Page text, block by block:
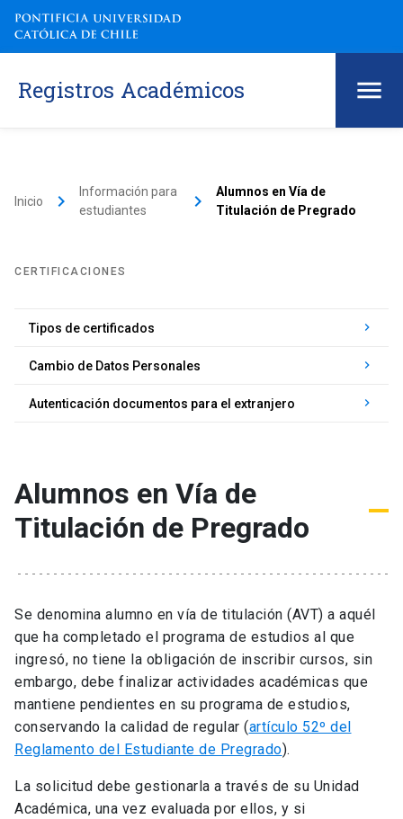
Registros Académicos
Inicio keyboard_arrow_right
Información para
estudiantes
keyboard_arrow_right
Alumnos en Vía de
Titulación de Pregrado
CERTIFICACIONES
Tipos de certificados keyboard_arrow_right
Cambio de Datos Personales keyboard_arrow_right
Autenticación documentos para el extranjero keyboard_arrow_right
Alumnos en Vía de
Titulación de Pregrado
Se denomina alumno en vía de titulación (AVT) a aquél
que ha completado el programa de estudios al que
ingresó, no tiene la obligación de inscribir cursos, sin
embargo, debe finalizar actividades académicas que
mantiene pendientes en su programa de estudios,
conservando la calidad de regular (artículo 52º del
Reglamento del Estudiante de Pregrado).
La solicitud debe gestionarla a través de su Unidad
Académica, una vez evaluada por ellos, y si